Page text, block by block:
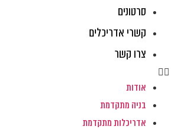
סרטונים
קשרי אדריכלים
צרו קשר
אודות
בניה מתקדמת
אדריכלות מתקדמת